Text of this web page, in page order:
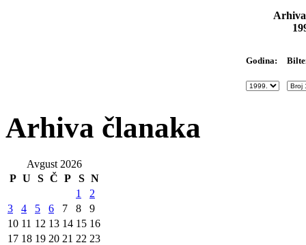
Godina:
Arhiva članaka
Avgust 2026
P U S Č P S N
1
2
3
4 5 6 7 8
9
10 11 12 13 14 15 16
17 18 19 20 21 22 23